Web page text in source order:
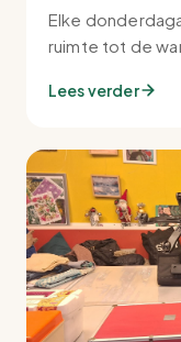
Elke
ruimte tot de
Lees verder